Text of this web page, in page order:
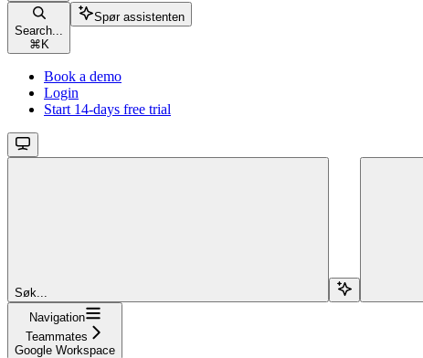
Search...
⌘ K
Spør assistenten
Book a demo
Login
Start 14-days free trial
Søk...
Navigation
Teammates
Google Workspace